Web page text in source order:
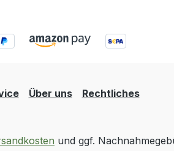
Über uns Rechtliches
und ggf.